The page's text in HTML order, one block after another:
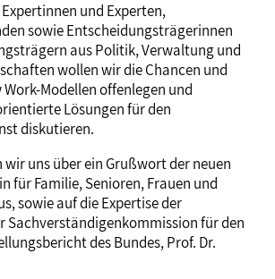
und Experten,
sowie Entscheidungsträgerinnen
aus Politik, Verwaltung und
wollen wir die Chancen und
Work-Modellen offenlegen und
Lösungen für den
diskutieren.
wir uns über ein Grußwort der neuen
für Familie, Senioren, Frauen und
sowie auf die Expertise der
Sachverständigenkommission für den
des Bundes, Prof. Dr.